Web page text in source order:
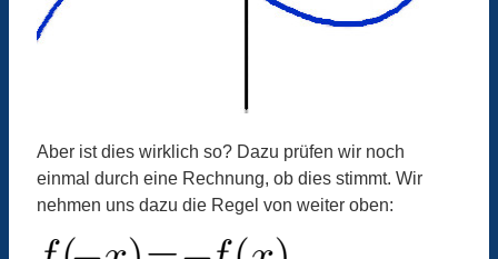
Aber ist dies wirklich so? Dazu prüfen wir noch
einmal durch eine Rechnung, ob dies stimmt. Wir
nehmen uns dazu die Regel von weiter oben: